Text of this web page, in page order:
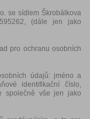
se sídlem Škrobálkova
(dále jen jako
pro ochranu osobních
údajů: jméno a
identifikační číslo,
společně vše jen jako